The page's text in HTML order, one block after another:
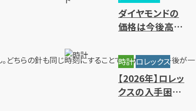
どちらの針も同じ時刻にすることで、今が午前か午後が一
ダイヤモンドの
価格は今後高騰
値上がりの背景
時計 ロレックス
【2026年】ロレッ
クスの入手困難